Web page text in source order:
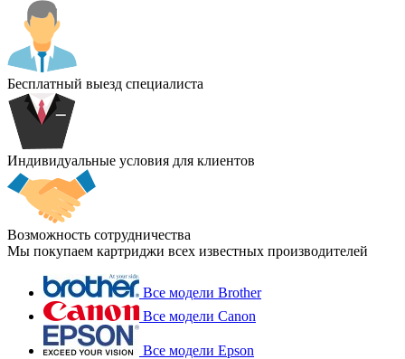
Бесплатный выезд специалиста
Индивидуальные условия для клиентов
Возможность сотрудничества
Мы покупаем картриджи всех известных производителей
Все модели Brother
Все модели Canon
Все модели Epson